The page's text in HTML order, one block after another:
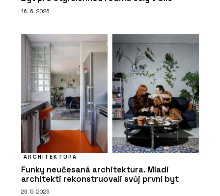
16. 6. 2026
ARCHITEKTURA
Funky neučesaná architektura. Mladí
architekti rekonstruovali svůj první byt
26. 5. 2026